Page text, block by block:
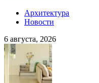
Архитектура
Новости
6 августа, 2026